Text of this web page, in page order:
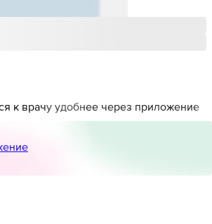
к врачу удобнее через приложение